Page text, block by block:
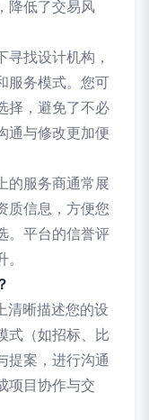
降低了交易风
寻找设计机构，
服务模式。您可
择，避免了不必
通与修改更加便
的服务商通常展
质信息，方便您
。平台的信誉评
清晰描述您的设
式（如招标、比
提案，进行沟通
项目协作与交